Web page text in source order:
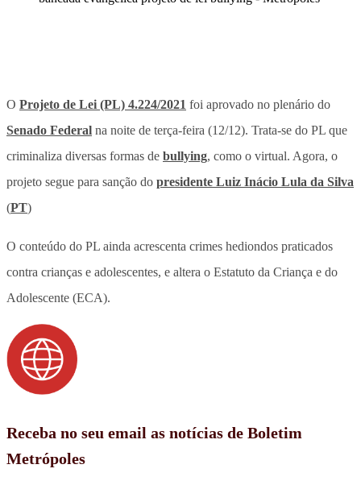
O Projeto de Lei (PL) 4.224/2021 foi aprovado no plenário do
Senado Federal na noite de terça-feira (12/12). Trata-se do PL que
criminaliza diversas formas de bullying, como o virtual. Agora, o
projeto segue para sanção do presidente Luiz Inácio Lula da Silva
(PT)
O conteúdo do PL ainda acrescenta crimes hediondos praticados
contra crianças e adolescentes, e altera o Estatuto da Criança e do
Adolescente (ECA).
Receba no seu email as notícias de Boletim
Metrópoles